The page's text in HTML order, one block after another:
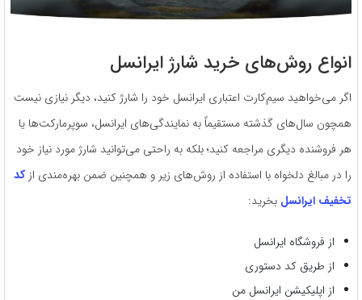
انواع روش‌های خرید شارژ ایرانسل
اگر می‌خواهید سیم‌کارت اعتباری ایرانسل خود را شارژ کنید، دیگر نیازی نیست
همچون سال‌های گذشته مستقیماً به نمایندگی‌های ایرانسل، سوپرمارکت‌ها یا
هر فروشنده دیگری مراجعه کنید؛ بلکه به‌ راحتی می‌توانید شارژ مورد نیاز خود
را در مبالغ دلخواه با استفاده از روش‌های زیر و همچنین ضمن بهره‌مندی ازکد
تخفیف ایرانسل بخرید:
از فروشگاه ایرانسل
از طریق کد دستوری
از اپلیکیشن ایرانسل من